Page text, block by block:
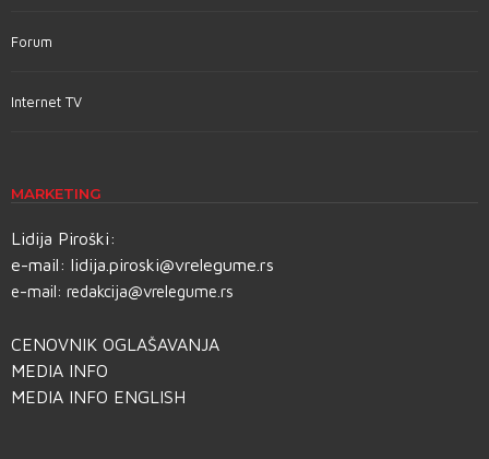
Forum
Internet TV
MARKETING
Lidija Piroški:
e-mail: lidija.piroski@vrelegume.rs
e-mail: redakcija@vrelegume.rs
CENOVNIK OGLAŠAVANJA
MEDIA INFO
MEDIA INFO ENGLISH